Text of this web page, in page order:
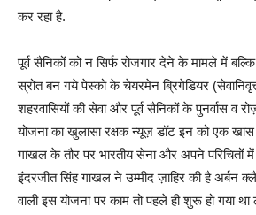
कर रहा है.
पूर्व सैनिकों को न सिर्फ रोजगार देने के मामले में
स्रोत बन गये पेस्को के चेयरमेन ब्रिगेडियर
शहरवासियों की सेवा और पूर्व सैनिकों के पुनर्वास व
योजना का खुलासा रक्षक न्यूज़ डॉट इन को एक खास
गाखल के तौर पर भारतीय सेना और अपने परिचितों में
इंदरजीत सिंह गाखल ने उम्मीद ज़ाहिर की है अर्बन
वाली इस योजना पर काम तो पहले ही शुरू हो गया